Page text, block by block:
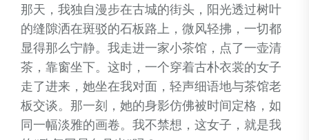
那天，我独自漫步在古城的街头，阳光透过树叶
的缝隙洒在斑驳的石板路上，微风轻拂，一切都
显得那么宁静。我走进一家小茶馆，点了一壶清
茶，靠窗坐下。这时，一个穿着古朴衣裳的女子
走了进来，她坐在我对面，轻声细语地与茶馆老
板交谈。那一刻，她的身影仿佛被时间定格，如
同一幅淡雅的画卷。我不禁想，这女子，就是我